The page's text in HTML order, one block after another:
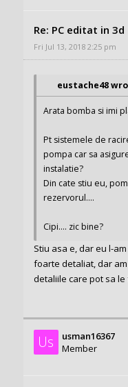
Re: PC editat in 3d
Fri Jul 13, 2018 2:25 pm
eustache48
Arata bomba si imi
Pt sistemele de
pompa car sa
instalatie?
Din cate stiu eu,
rezervorul....
Cipi.... zic bine?
Stiu asa e, dar eu l-
foarte detaliat, dar
detaliile care pot sa
Us
usman16367
Member